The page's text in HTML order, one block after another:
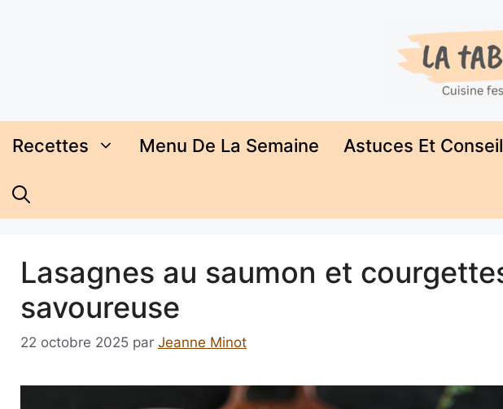
Recettes Menu De La Semaine Astuces Et
Lasagnes au saumon et
savoureuse
22 octobre 2025 par Jeanne Minot